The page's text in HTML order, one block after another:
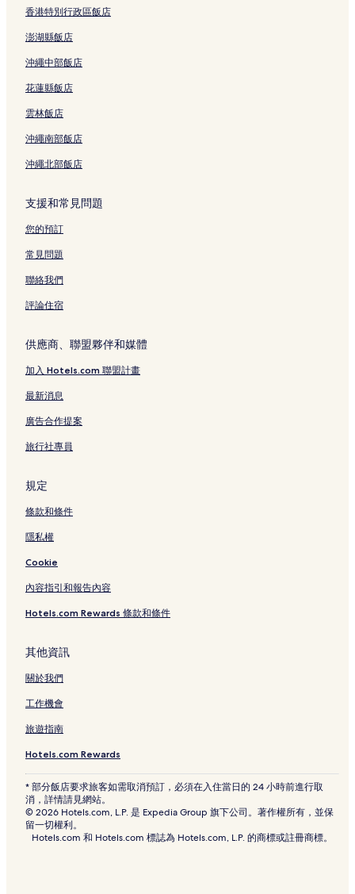
香港特別行政區飯店
澎湖縣飯店
沖繩中部飯店
花蓮縣飯店
雲林飯店
沖繩南部飯店
沖繩北部飯店
支援和常見問題
您的預訂
常見問題
聯絡我們
評論住宿
供應商、聯盟夥伴和媒體
加入 Hotels.com 聯盟計畫
最新消息
廣告合作提案
旅行社專員
規定
條款和條件
隱私權
Cookie
內容指引和報告內容
Hotels.com Rewards 條款和條件
其他資訊
關於我們
工作機會
旅遊指南
Hotels.com Rewards
* 部分飯店要求旅客如需取消預訂，必須在入住當日的 24 小時前進行取
消，詳情請見網站。
© 2026 Hotels.com, L.P. 是 Expedia Group 旗下公司。著作權所有，並保
留一切權利。
Hotels.com 和 Hotels.com 標誌為 Hotels.com, L.P. 的商標或註冊商標。